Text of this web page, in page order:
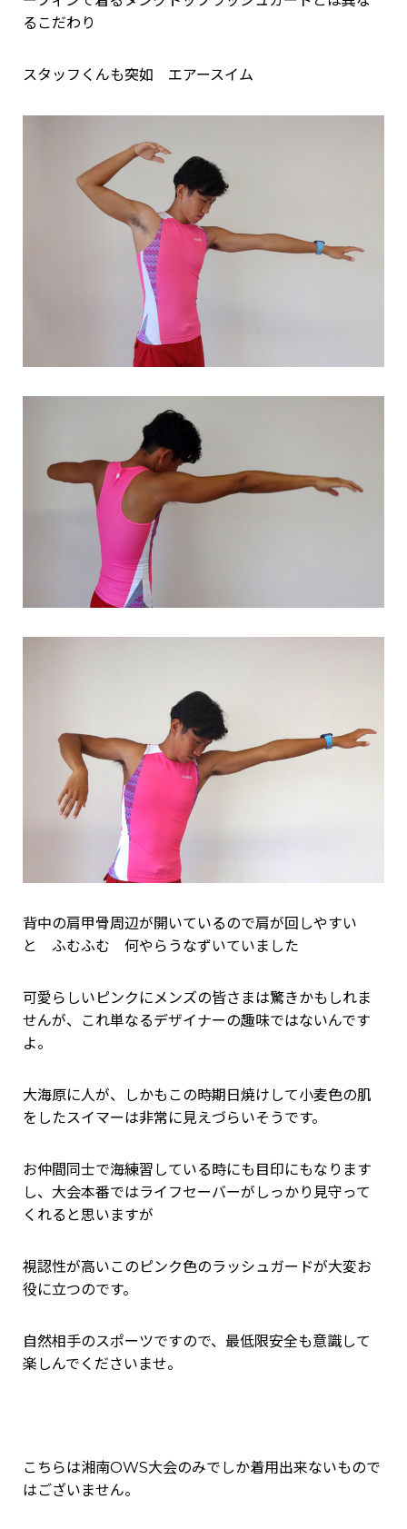
るこだわり
スタッフくんも突如 エアースイム
背中の肩甲骨周辺が開いているので肩が回しやすい
と ふむふむ 何やらうなずいていました
可愛らしいピンクにメンズの皆さまは驚きかもしれま
せんが、これ単なるデザイナーの趣味ではないんです
よ。
大海原に人が、しかもこの時期日焼けして小麦色の肌
をしたスイマーは非常に見えづらいそうです。
お仲間同士で海練習している時にも目印にもなります
し、大会本番ではライフセーバーがしっかり見守って
くれると思いますが
視認性が高いこのピンク色のラッシュガードが大変お
役に立つのです。
自然相手のスポーツですので、最低限安全も意識して
楽しんでくださいませ。
こちらは湘南OWS大会のみでしか着用出来ないもので
はございません。